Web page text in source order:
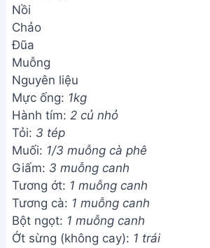
Nồi
Chảo
Đũa
Muỗng
Nguyên liệu
Mực ống: 1kg
Hành tím: 2 củ nhỏ
Tỏi: 3 tép
Muối: 1/3 muỗng cà phê
Giấm: 3 muỗng canh
Tương ớt: 1 muỗng canh
Tương cà: 1 muỗng canh
Bột ngọt: 1 muỗng canh
Ớt sừng (không cay): 1 trái